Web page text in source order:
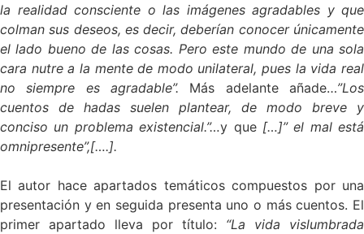
la realidad consciente o las imágenes agradables y que
colman sus deseos, es decir, deberían conocer únicamente
el lado bueno de las cosas. Pero este mundo de una sola
cara nutre a la mente de modo unilateral, pues la vida real
no siempre es agradable”. Más adelante añade…”Los
cuentos de hadas suelen plantear, de modo breve y
conciso un problema existencial.”…y que[…]” el mal está
omnipresente”,[….].
El autor hace apartados temáticos compuestos por una
presentación y en seguida presenta uno o más cuentos. El
primer apartado lleva por título: “La vida vislumbrada